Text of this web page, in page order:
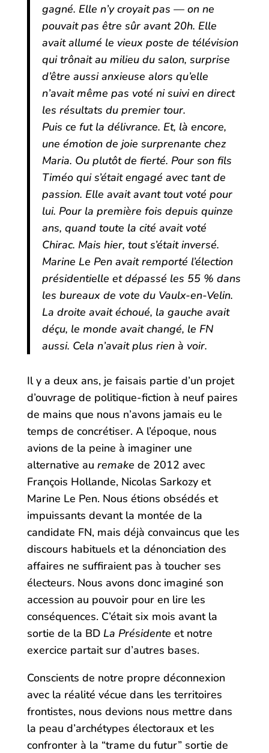
gagné. Elle n’y croyait pas — on ne
pouvait pas être sûr avant 20h. Elle
avait allumé le vieux poste de télévision
qui trônait au milieu du salon, surprise
d’être aussi anxieuse alors qu’elle
n’avait même pas voté ni suivi en direct
les résultats du premier tour.
Puis ce fut la délivrance. Et, là encore,
une émotion de joie surprenante chez
Maria. Ou plutôt de fierté. Pour son fils
Timéo qui s’était engagé avec tant de
passion. Elle avait avant tout voté pour
lui. Pour la première fois depuis quinze
ans, quand toute la cité avait voté
Chirac. Mais hier, tout s’était inversé.
Marine Le Pen avait remporté l’élection
présidentielle et dépassé les 55 % dans
les bureaux de vote du Vaulx-en-Velin.
La droite avait échoué, la gauche avait
déçu, le monde avait changé, le FN
aussi. Cela n’avait plus rien à voir.
Il y a deux ans, je faisais partie d’un projet
d’ouvrage de politique-fiction à neuf paires
de mains que nous n’avons jamais eu le
temps de concrétiser. A l’époque, nous
avions de la peine à imaginer une
alternative au remake de 2012 avec
François Hollande, Nicolas Sarkozy et
Marine Le Pen. Nous étions obsédés et
impuissants devant la montée de la
candidate FN, mais déjà convaincus que les
discours habituels et la dénonciation des
affaires ne suffiraient pas à toucher ses
électeurs. Nous avons donc imaginé son
accession au pouvoir pour en lire les
conséquences. C’était six mois avant la
sortie de la BD La Présidente et notre
exercice partait sur d’autres bases.
Conscients de notre propre déconnexion
avec la réalité vécue dans les territoires
frontistes, nous devions nous mettre dans
la peau d’archétypes électoraux et les
confronter à la “trame du futur” sortie de